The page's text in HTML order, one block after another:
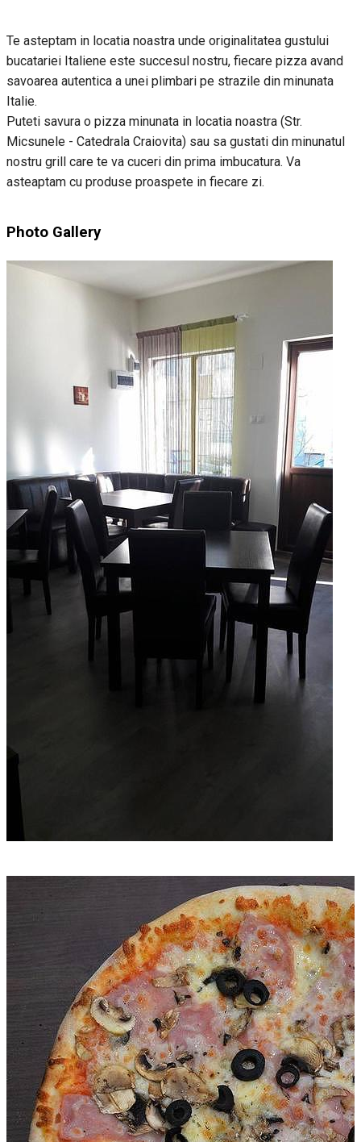
Te asteptam in locatia noastra unde originalitatea gustului
bucatariei Italiene este succesul nostru, fiecare pizza avand
savoarea autentica a unei plimbari pe strazile din minunata
Italie.
Puteti savura o pizza minunata in locatia noastra (Str.
Micsunele - Catedrala Craiovita) sau sa gustati din minunatul
nostru grill care te va cuceri din prima imbucatura. Va
asteaptam cu produse proaspete in fiecare zi.
Photo Gallery